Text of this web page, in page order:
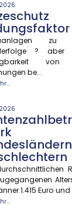
zu
?
von
be...
1.415 Euro und
der
Albtraum